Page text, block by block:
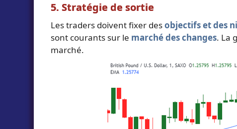
5. Stratégie de sortie
Les traders doivent fixer desobjectifs et des
sont courants sur le marché des changes. La
marché.